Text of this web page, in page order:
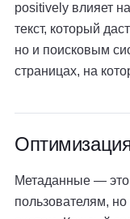
positively влияет
текст, который
но и поисковым
страницах, на
Метаданные — это
пользователям,